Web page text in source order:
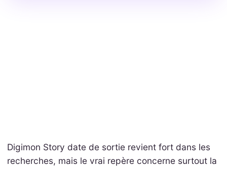
Digimon Story date de sortie revient fort dans les
recherches, mais le vrai repère concerne surtout la